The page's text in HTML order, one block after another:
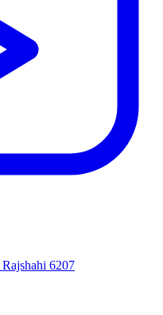
6207